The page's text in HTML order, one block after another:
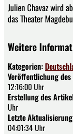
Julien Chavaz wird
das Theater
Weitere
Kategorien:
Veröffentlichung
12:16:00 Uhr
Erstellung des
Uhr
Letzte
04:01:34 Uhr